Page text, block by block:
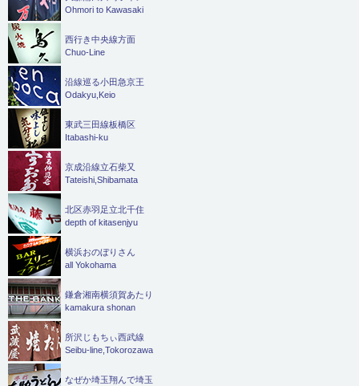
Ohmori to Kawasaki
西行き中央線方面
Chuo-Line
沿線巡る小田急京王
Odakyu,Keio
東武三田線板橋区
Itabashi-ku
京成沿線立石柴又
Tateishi,Shibamata
北区赤羽足立北千住
depth of kitasenjyu
横浜おのぼりさん
all Yokohama
鎌倉湘南横須賀あたり
kamakura shonan
所沢じもちぃ西武線
Seibu-line,Tokorozawa
なぜか埼玉翔んで埼玉